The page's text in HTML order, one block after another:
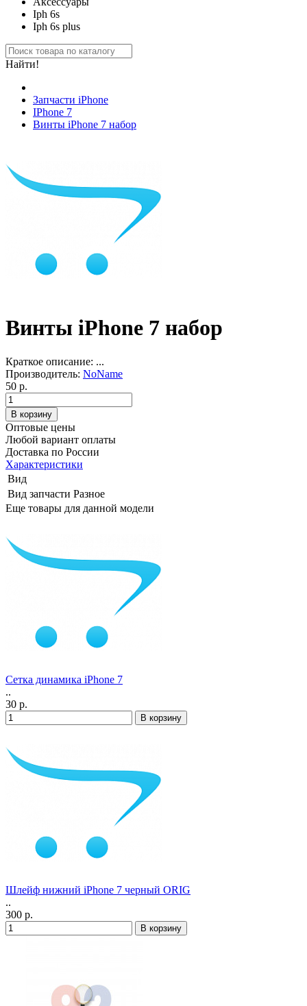
Iph 6s
Iph 6s plus
Найти!
Запчасти iPhone
IPhone 7
Винты iPhone 7 набор
Винты iPhone 7 набор
Краткое описание: ...
Производитель: NoName
50 р.
Оптовые цены
Любой вариант оплаты
Доставка по России
Характеристики
Вид
Вид запчасти Разное
Еще товары для данной модели
Сетка динамика iPhone 7
..
30 р.
Шлейф нижний iPhone 7 черный ORIG
..
300 р.